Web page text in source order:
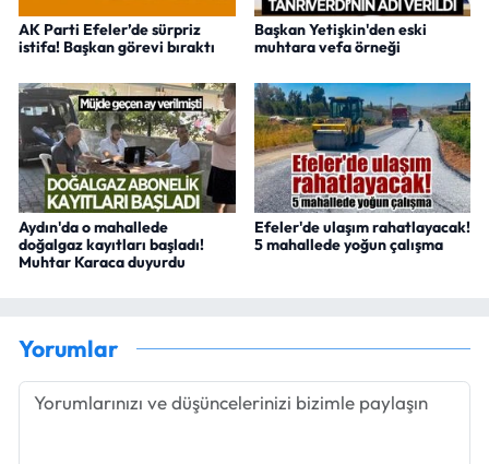
AK Parti Efeler’de sürpriz
istifa! Başkan görevi bıraktı
Başkan Yetişkin'den eski
muhtara vefa örneği
Aydın'da o mahallede
doğalgaz kayıtları başladı!
Muhtar Karaca duyurdu
Efeler'de ulaşım rahatlayacak!
5 mahallede yoğun çalışma
Yorumlar